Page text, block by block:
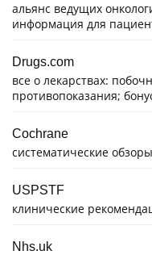
альянс ведущих
информация для
Drugs.com
все о лекарствах:
противопоказания;
Cochrane
систематические
USPSTF
клинические
Nhs.uk